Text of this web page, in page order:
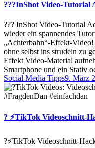
???InShot Video-Tutorial
??? InShot Video-Tutorial
wieder ein spannendes
„Achterbahn“-Effekt-
ohne selbst ins strudeln zu
Effekt Video-Material
Smartphone und ein Stativ
Social Media Tipps9. März
? ⚡️TikTok Videoschnitt-
?⚡️TikTok Videoschnitt-